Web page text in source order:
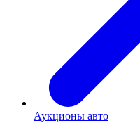
Аукционы авто